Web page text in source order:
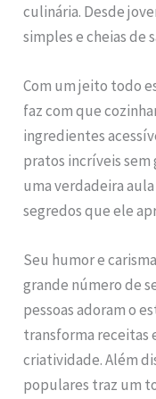
culinária. Desde
simples e cheias de
Com um jeito todo
faz com que
ingredientes
pratos incríveis sem
uma verdadeira
segredos que ele
Seu humor e
grande número de
pessoas adoram o
transforma receitas
criatividade. Além
populares traz um